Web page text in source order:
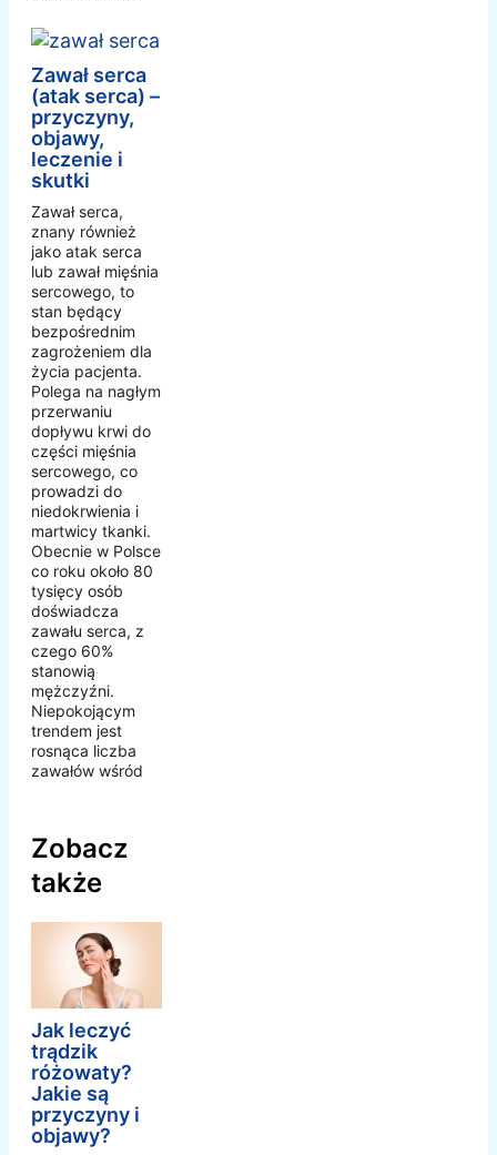
Zawał serca
(atak serca) –
przyczyny,
objawy,
leczenie i
skutki
Zawał serca,
znany również
jako atak serca
lub zawał mięśnia
sercowego, to
stan będący
bezpośrednim
zagrożeniem dla
życia pacjenta.
Polega na nagłym
przerwaniu
dopływu krwi do
części mięśnia
sercowego, co
prowadzi do
niedokrwienia i
martwicy tkanki.
Obecnie w Polsce
co roku około 80
tysięcy osób
doświadcza
zawału serca, z
czego 60%
stanowią
mężczyźni.
Niepokojącym
trendem jest
rosnąca liczba
zawałów wśród
Zobacz
także
Jak leczyć
trądzik
różowaty?
Jakie są
przyczyny i
objawy?